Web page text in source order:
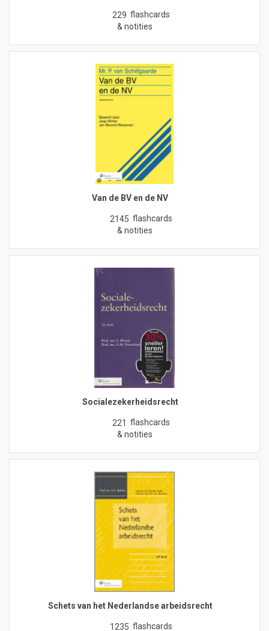
229 flashcards
& notities
Van de BV en de NV
2145 flashcards
& notities
Socialezekerheidsrecht
221 flashcards
& notities
Schets van het Nederlandse arbeidsrecht
1235 flashcards